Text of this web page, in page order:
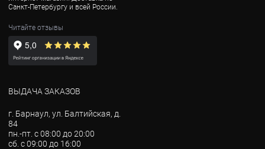
Санкт-Петербургу и всей России.
Читайте отзывы
ВЫДАЧА ЗАКАЗОВ
г. Барнаул, ул. Балтийская, д.
84
пн.-пт. с 08:00 до 20:00
сб. с 09:00 до 16:00